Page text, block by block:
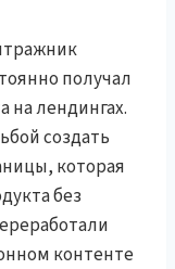
получал
на лендингах.
создать
которая
без
контенте